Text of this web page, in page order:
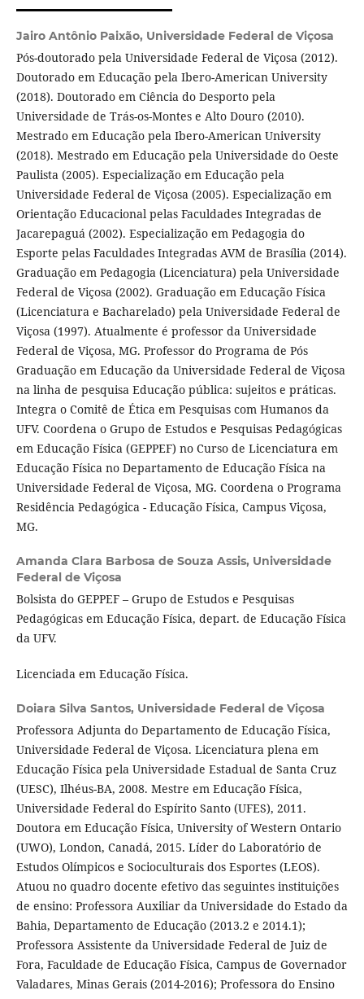
Jairo Antônio Paixão, Universidade Federal de Viçosa
Pós-doutorado pela Universidade Federal de Viçosa (2012).
Doutorado em Educação pela Ibero-American University
(2018). Doutorado em Ciência do Desporto pela
Universidade de Trás-os-Montes e Alto Douro (2010).
Mestrado em Educação pela Ibero-American University
(2018). Mestrado em Educação pela Universidade do Oeste
Paulista (2005). Especialização em Educação pela
Universidade Federal de Viçosa (2005). Especialização em
Orientação Educacional pelas Faculdades Integradas de
Jacarepaguá (2002). Especialização em Pedagogia do
Esporte pelas Faculdades Integradas AVM de Brasília (2014).
Graduação em Pedagogia (Licenciatura) pela Universidade
Federal de Viçosa (2002). Graduação em Educação Física
(Licenciatura e Bacharelado) pela Universidade Federal de
Viçosa (1997). Atualmente é professor da Universidade
Federal de Viçosa, MG. Professor do Programa de Pós
Graduação em Educação da Universidade Federal de Viçosa
na linha de pesquisa Educação pública: sujeitos e práticas.
Integra o Comitê de Ética em Pesquisas com Humanos da
UFV. Coordena o Grupo de Estudos e Pesquisas Pedagógicas
em Educação Física (GEPPEF) no Curso de Licenciatura em
Educação Física no Departamento de Educação Física na
Universidade Federal de Viçosa, MG. Coordena o Programa
Residência Pedagógica - Educação Física, Campus Viçosa,
MG.
Amanda Clara Barbosa de Souza Assis, Universidade
Federal de Viçosa
Bolsista do GEPPEF – Grupo de Estudos e Pesquisas
Pedagógicas em Educação Física, depart. de Educação Física
da UFV.
Licenciada em Educação Física.
Doiara Silva Santos, Universidade Federal de Viçosa
Professora Adjunta do Departamento de Educação Física,
Universidade Federal de Viçosa. Licenciatura plena em
Educação Física pela Universidade Estadual de Santa Cruz
(UESC), Ilhéus-BA, 2008. Mestre em Educação Física,
Universidade Federal do Espírito Santo (UFES), 2011.
Doutora em Educação Física, University of Western Ontario
(UWO), London, Canadá, 2015. Líder do Laboratório de
Estudos Olímpicos e Socioculturais dos Esportes (LEOS).
Atuou no quadro docente efetivo das seguintes instituições
de ensino: Professora Auxiliar da Universidade do Estado da
Bahia, Departamento de Educação (2013.2 e 2014.1);
Professora Assistente da Universidade Federal de Juiz de
Fora, Faculdade de Educação Física, Campus de Governador
Valadares, Minas Gerais (2014-2016); Professora do Ensino